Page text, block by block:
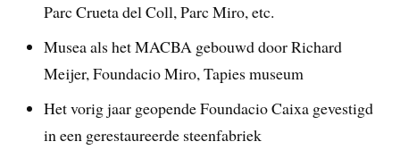
Parc Crueta del Coll, Parc Miro, etc.
Musea als het MACBA gebouwd door Richard
Meijer, Foundacio Miro, Tapies museum
Het vorig jaar geopende Foundacio Caixa gevestigd
in een gerestaureerde steenfabriek